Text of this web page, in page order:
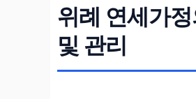
위례 연세가
및 관리